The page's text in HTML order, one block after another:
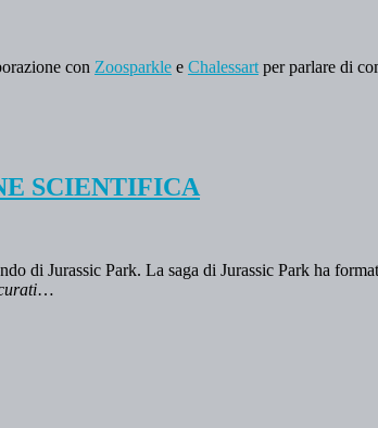
con Zoosparkle e Chalessart per parlare di
SCIENTIFICA
di Jurassic Park. La saga di Jurassic Park ha
…